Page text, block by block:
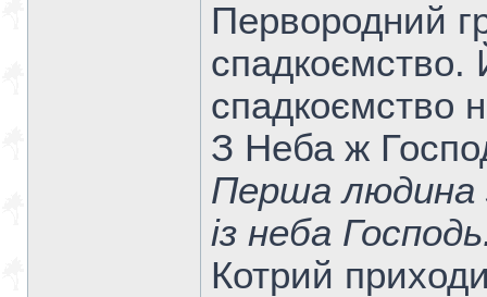
Первородний
спадкоємство.
спадкоємство
З Неба ж
Перша людина
із неба
Котрий